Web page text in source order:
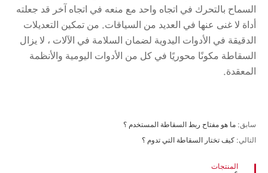
السماح بالتحرك في اتجاه واحد مع منعه في اتجاه آخر قد جعلته
أداة لا غنى عنها في العديد من السياقات. من تمكين التعديلات
الدقيقة في الأدوات اليدوية لضمان السلامة في الآلات ، لا يزال
السقاطة مكونًا محوريًا في كل من الأدوات اليومية والأنظمة
المعقدة.
سابق: ما هو مفتاح ربط السقاطة المستخدم ؟
التالي: كيف تختار السقاطة التي تدوم ؟
المنتجات